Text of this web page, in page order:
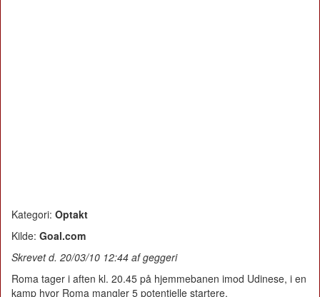
Kategori: Optakt
Kilde: Goal.com
Skrevet d. 20/03/10 12:44 af geggeri
Roma tager i aften kl. 20.45 på hjemmebanen imod Udinese, i en
kamp hvor Roma mangler 5 potentielle startere.